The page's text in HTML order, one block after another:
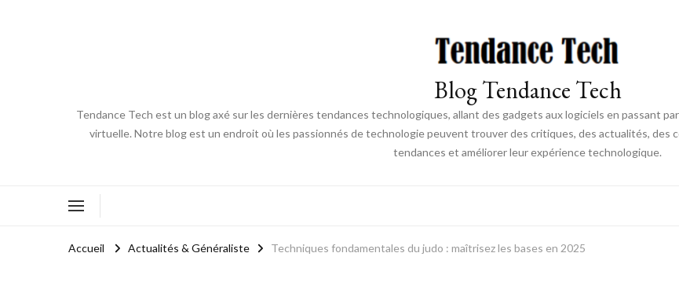
Blog Tendance Tech
Tendance Tech est un blog axé sur les dernières tendances technologiques, allant des gadgets aux logiciels en passant
virtuelle. Notre blog est un endroit où les passionnés de technologie peuvent trouver des critiques, des actualités, des
tendances et améliorer leur expérience technologique.
Accueil Actualités & Généraliste Techniques fondamentales du judo : maîtrisez les bases en 2025